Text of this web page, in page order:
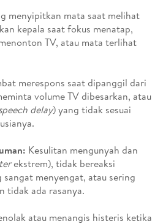
menyipitkan mata saat melihat
kepala saat fokus menatap,
TV, atau mata terlihat
merespons saat dipanggil dari
volume TV dibesarkan, atau
delay) yang tidak sesuai
Kesulitan mengunyah dan
ekstrem), tidak bereaksi
sangat menyengat, atau sering
tidak ada rasanya.
atau menangis histeris ketika